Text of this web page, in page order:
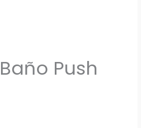
Push